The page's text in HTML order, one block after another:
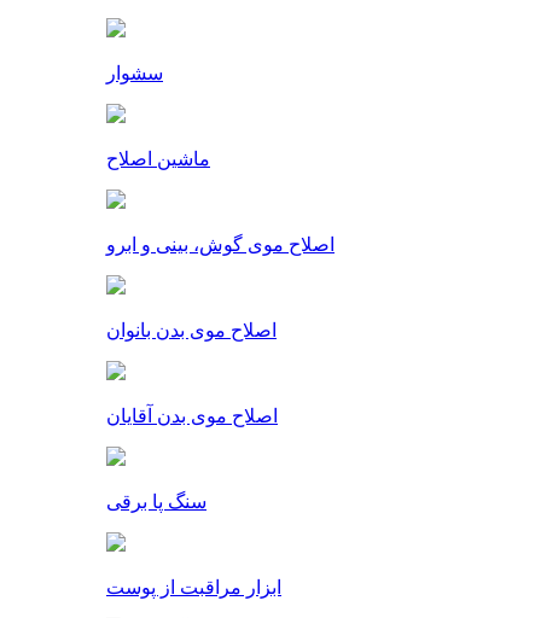
سشوار
ماشین اصلاح
اصلاح موی گوش، بینی و ابرو
اصلاح موی بدن بانوان
اصلاح موی بدن آقایان
سنگ پا برقی
ابزار مراقبت از پوست